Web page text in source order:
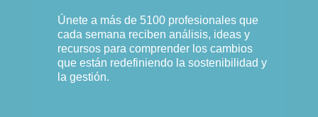
Únete a más de 5100 profesionales que
cada semana reciben análisis, ideas y
recursos para comprender los cambios
que están redefiniendo la sostenibilidad y
la gestión.